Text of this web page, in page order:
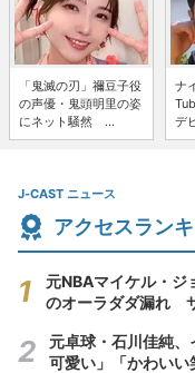
「鬼滅の刃」禰豆子役
の声優・鬼頭明里の姿
にネット騒然 ...
ナ
デ
J-CAST ニュース
アクセスラン
元NBAマイケル・
のオーラダダ漏れ
元卓球・石川佳純
可愛い」「かわい